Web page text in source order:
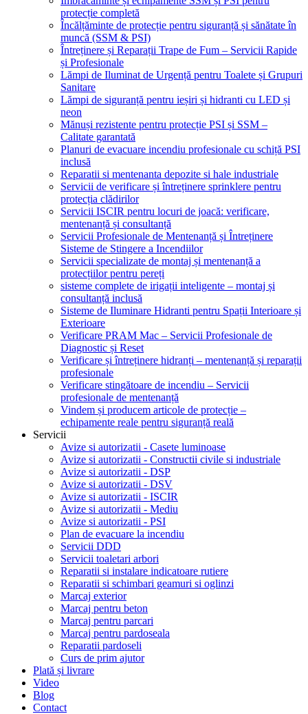
protecție completă
Încălțăminte de protecție pentru siguranță și sănătate în
muncă (SSM & PSI)
Întreținere și Reparații Trape de Fum – Servicii Rapide
și Profesionale
Lămpi de Iluminat de Urgență pentru Toalete și Grupuri
Sanitare
Lămpi de siguranță pentru ieșiri și hidranti cu LED și
neon
Mănuși rezistente pentru protecție PSI și SSM –
Calitate garantată
Planuri de evacuare incendiu profesionale cu schiță PSI
inclusă
Reparatii si mentenanta depozite si hale industriale
Servicii de verificare și întreținere sprinklere pentru
protecția clădirilor
Servicii ISCIR pentru locuri de joacă: verificare,
mentenanță și consultanță
Servicii Profesionale de Mentenanță și Întreținere
Sisteme de Stingere a Incendiilor
Servicii specializate de montaj și mentenanță a
protecțiilor pentru pereți
sisteme complete de irigații inteligente – montaj și
consultanță inclusă
Sisteme de Iluminare Hidranti pentru Spații Interioare și
Exterioare
Verificare PRAM Mac – Servicii Profesionale de
Diagnostic și Reset
Verificare și întreținere hidranți – mentenanță și reparații
profesionale
Verificare stingătoare de incendiu – Servicii
profesionale de mentenanță
Vindem și producem articole de protecție –
echipamente reale pentru siguranță reală
Servicii
Avize si autorizatii - Casete luminoase
Avize si autorizatii - Constructii civile si industriale
Avize si autorizatii - DSP
Avize si autorizatii - DSV
Avize si autorizatii - ISCIR
Avize si autorizatii - Mediu
Avize si autorizatii - PSI
Plan de evacuare la incendiu
Servicii DDD
Servicii toaletari arbori
Reparatii si instalare indicatoare rutiere
Reparatii si schimbari geamuri si oglinzi
Marcaj exterior
Marcaj pentru beton
Marcaj pentru parcari
Marcaj pentru pardoseala
Reparatii pardoseli
Curs de prim ajutor
Plată și livrare
Video
Blog
Contact